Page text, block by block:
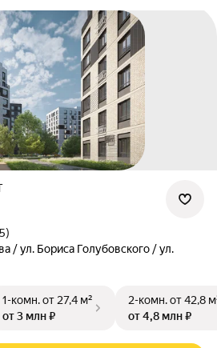
/ ул. Бориса Голубовского / ул.
1-комн.от 27,4 м²
от 3 млн ₽
2-комн.от 42,8
от 4,8 млн ₽